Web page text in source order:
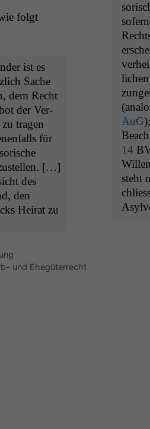
fol­gt
ist es
Sache
dem Recht
der Ver­
tra­gen
für
[…]
des
den
Heirat zu
AuG
14
ste­ht
und Ehegüterrecht